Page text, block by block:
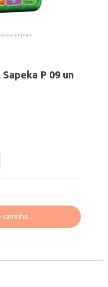
para ampliar.
P 09 un
carrinho